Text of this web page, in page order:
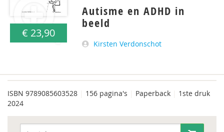
€ 23,90
Autisme en ADHD in
beeld
Kirsten Verdonschot
ISBN 9789085603528 156 pagina's Paperback
1ste druk
2024